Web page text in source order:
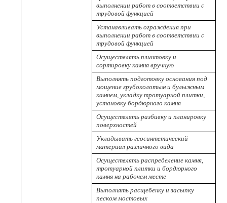
выполнении работ в соответствии с
трудовой функцией
Устанавливать ограждения при
выполнении работ в соответствии с
трудовой функцией
Осуществлять плинтовку и
сортировку камня вручную
Выполнять подготовку основания под
мощение грубоколотым и булыжным
камнем, укладку тротуарной плитки,
установку бордюрного камня
Осуществлять разбивку и планировку
поверхностей
Укладывать геосинтетический
материал различного вида
Осуществлять распределение камня,
тротуарной плитки и бордюрного
камня на рабочем месте
Выполнять расщебенку и засыпку
песком мостовых